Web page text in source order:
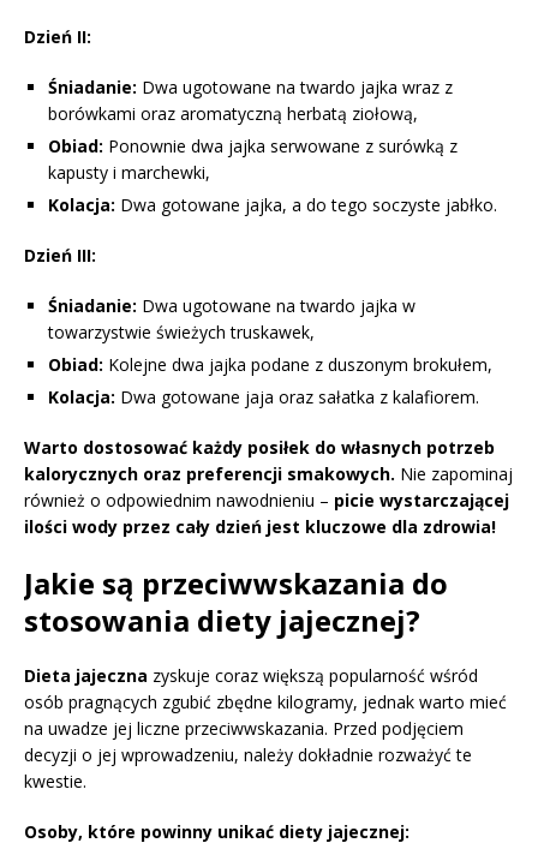
Dzień II:
Śniadanie: Dwa ugotowane na twardo jajka wraz z
borówkami oraz aromatyczną herbatą ziołową,
Obiad: Ponownie dwa jajka serwowane z surówką z
kapusty i marchewki,
Kolacja: Dwa gotowane jajka, a do tego soczyste jabłko.
Dzień III:
Śniadanie: Dwa ugotowane na twardo jajka w
towarzystwie świeżych truskawek,
Obiad: Kolejne dwa jajka podane z duszonym brokułem,
Kolacja: Dwa gotowane jaja oraz sałatka z kalafiorem.
Warto dostosować każdy posiłek do własnych potrzeb
kalorycznych oraz preferencji smakowych. Nie zapominaj
również o odpowiednim nawodnieniu – picie wystarczającej
ilości wody przez cały dzień jest kluczowe dla zdrowia!
Jakie są przeciwwskazania do
stosowania diety jajecznej?
Dieta jajeczna zyskuje coraz większą popularność wśród
osób pragnących zgubić zbędne kilogramy, jednak warto mieć
na uwadze jej liczne przeciwwskazania. Przed podjęciem
decyzji o jej wprowadzeniu, należy dokładnie rozważyć te
kwestie.
Osoby, które powinny unikać diety jajecznej: